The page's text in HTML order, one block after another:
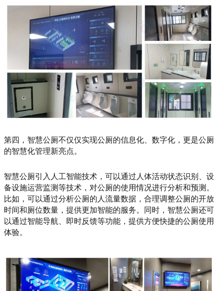
第四，智慧公厕不仅仅实现公厕的信息化、数字化，更是公厕
的智慧化管理新亮点。
智慧公厕引入人工智能技术，可以通过人体活动状态识别、设
备设施运营监测等技术，对公厕的使用情况进行分析和预测。
比如，可以通过分析公厕的人流量数据，合理调整公厕的开放
时间和厕位数量，提供更加智能的服务。同时，智慧公厕还可
以通过智能导航、即时反馈等功能，提供方便快捷的公厕使用
体验。